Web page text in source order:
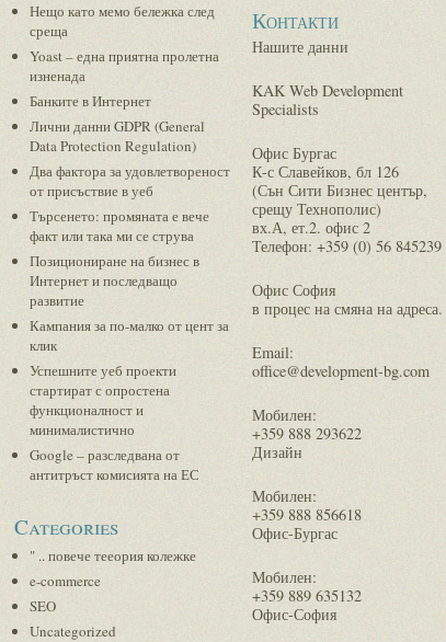
Нещо като мемо бележка след
среща
Yoast – една приятна пролетна
изненада
Банките в Интернет
Лични данни GDPR (General
Data Protection Regulation)
Два фактора за удовлетвореност
от присъствие в уеб
Търсенето: промяната е вече
факт или така ми се струва
Позициониране на бизнес в
Интернет и последващо
развитие
Кампания за по-малко от цент за
клик
Успешните уеб проекти
стартират с опростена
функционалност и
минималистично
Google – разследвана от
антитръст комисията на ЕС
Categories
" .. повече тееория колежке
e-commerce
SEO
Uncategorized
Контакти
Нашите данни
KAK Web Development
Specialists
Офис Бургас
К-с Славейков, бл 126
(Сън Сити Бизнес център,
срещу Технополис)
вх.А, ет.2. офис 2
Телефон: +359 (0) 56 845239
Офис София
в процес на смяна на адреса.
Email:
office@development-bg.com
Мобилен:
+359 888 293622
Дизайн
Мобилен:
+359 888 856618
Офис-Бургас
Мобилен:
+359 889 635132
Офис-София